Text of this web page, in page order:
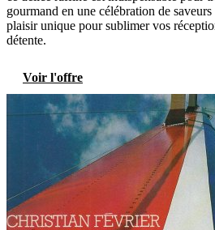
gourmand en une célébration de
plaisir unique pour sublimer vos
détente.
Voir l'offre